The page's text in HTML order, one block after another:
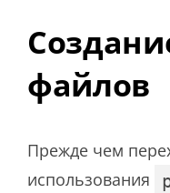
файлов
Прежде чем
использования